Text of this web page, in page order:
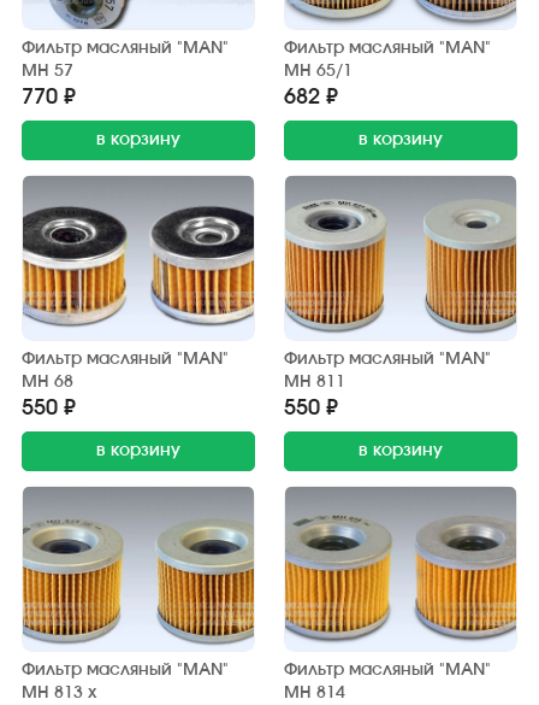
Фильтр масляный "MAN"
MH 57
770 ₽
в корзину
Фильтр масляный "MAN"
MH 65/1
682 ₽
в корзину
Фильтр масляный "MAN"
MH 68
550 ₽
в корзину
Фильтр масляный "MAN"
MH 811
550 ₽
в корзину
Фильтр масляный "MAN"
MH 813 x
Фильтр масляный "MAN"
MH 814